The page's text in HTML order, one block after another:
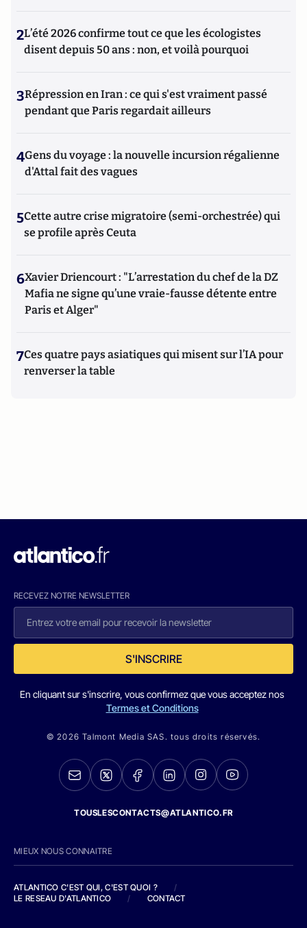
2L’été 2026 confirme tout ce que les écologistes
disent depuis 50 ans : non, et voilà pourquoi
3Répression en Iran : ce qui s'est vraiment passé
pendant que Paris regardait ailleurs
4Gens du voyage : la nouvelle incursion régalienne
d'Attal fait des vagues
5Cette autre crise migratoire (semi-orchestrée) qui
se profile après Ceuta
6Xavier Driencourt : "L’arrestation du chef de la DZ
Mafia ne signe qu’une vraie-fausse détente entre
Paris et Alger"
7Ces quatre pays asiatiques qui misent sur l’IA pour
renverser la table
RECEVEZ NOTRE NEWSLETTER
S'INSCRIRE
En cliquant sur s'inscrire, vous confirmez que vous acceptez nos
Termes et Conditions
© 2026 Talmont Media SAS. tous droits réservés.
TOUSLESCONTACTS@ATLANTICO.FR
MIEUX NOUS CONNAITRE
ATLANTICO C'EST QUI, C'EST QUOI ?
/
LE RESEAU D'ATLANTICO
/ CONTACT